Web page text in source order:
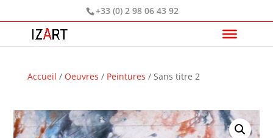
+33 (0) 2 98 06 43 92
Accueil / Oeuvres / Peintures / Sans titre 2